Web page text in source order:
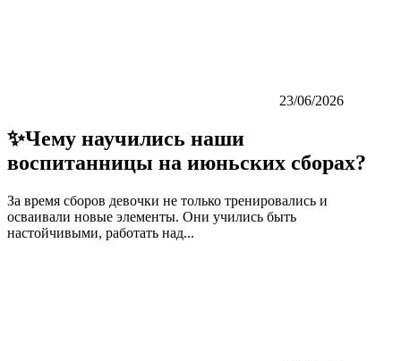
23/06/2026
✨Чему научились наши
воспитанницы на июньских сборах?
За время сборов девочки не только тренировались и
осваивали новые элементы. Они учились быть
настойчивыми, работать над...